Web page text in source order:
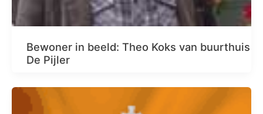
Bewoner in beeld: Theo Koks van buurthuis
De Pijler